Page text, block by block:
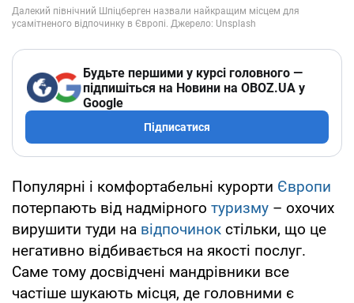
Будьте першими у курсі головного —
підпишіться на Новини на OBOZ.UA у
Google
Підписатися
Популярні і комфортабельні курорти Європи
потерпають від надмірного туризму – охочих
вирушити туди на відпочинок стільки, що це
негативно відбивається на якості послуг.
Саме тому досвідчені мандрівники все
частіше шукають місця, де головними є